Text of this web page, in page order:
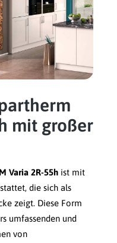
mit großer
Varia 2R-55h ist mit
die sich als
zeigt. Diese Form
umfassenden und
von